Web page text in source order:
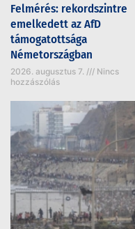
Felmérés: rekordszintre
emelkedett az AfD
támogatottsága
Németországban
2026. augusztus 7.
Nincs
hozzászólás